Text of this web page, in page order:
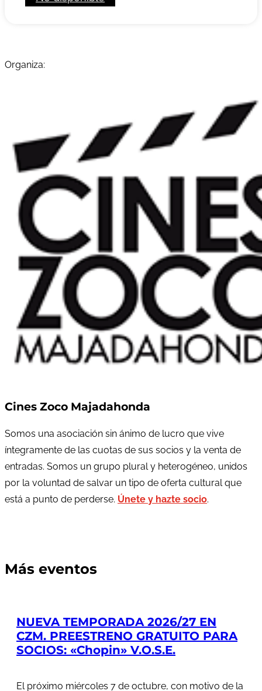
Organiza:
Cines Zoco Majadahonda
Somos una asociación sin ánimo de lucro que vive
íntegramente de las cuotas de sus socios y la venta de
entradas. Somos un grupo plural y heterogéneo, unidos
por la voluntad de salvar un tipo de oferta cultural que
está a punto de perderse. Únete y hazte socio.
Más eventos
NUEVA TEMPORADA 2026/27 EN
CZM. PREESTRENO GRATUITO PARA
SOCIOS: «Chopin» V.O.S.E.
El próximo miércoles 7 de octubre, con motivo de la